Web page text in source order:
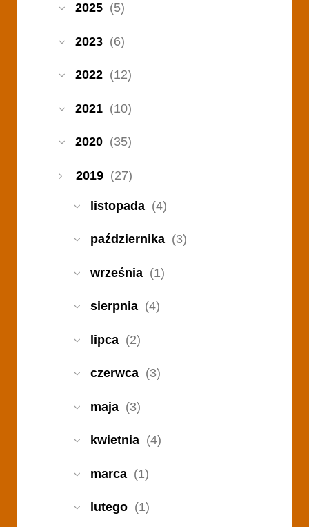
2025 (5)
2023 (6)
2022 (12)
2021 (10)
2020 (35)
2019 (27)
listopada (4)
października (3)
września (1)
sierpnia (4)
lipca (2)
czerwca (3)
maja (3)
kwietnia (4)
marca (1)
lutego (1)